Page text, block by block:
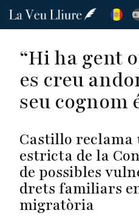
Vés
“Hi ha gent
es creu
seu cognom
Castillo reclama
estricta de la
de possibles
drets familiars
migratòria